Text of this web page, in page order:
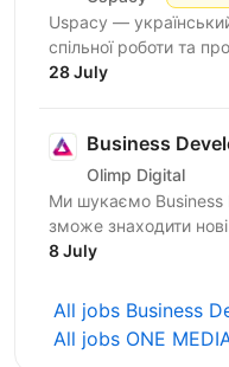
Uspacy — український b2b SaaS-продукт
спільної роботи та
Україні, але
28 July
Business
Olimp Digital
Ми шукаємо Business
зможе знаходити
компанії, залучати
8 July
All jobs Business
All jobs ONE